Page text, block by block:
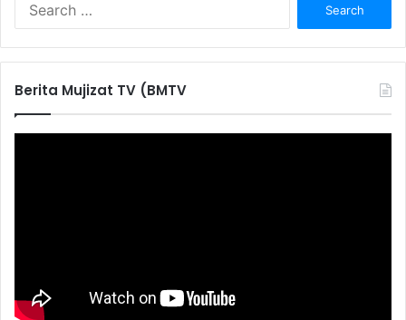
f
o
Berita Mujizat TV (BMTV